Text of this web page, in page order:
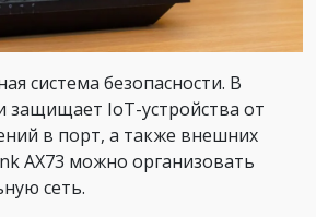
система безопасности. В
защищает IoT-устройства от
в порт, а также внешних
AX73 можно организовать
сеть.